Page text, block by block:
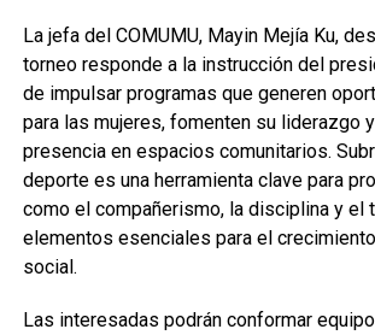
La jefa del COMUMU, Mayin Mejía Ku,
torneo responde a la instrucción del
de impulsar programas que generen
para las mujeres, fomenten su liderazgo
presencia en espacios comunitarios.
deporte es una herramienta clave para
como el compañerismo, la disciplina y el
elementos esenciales para el
social.
Las interesadas podrán conformar